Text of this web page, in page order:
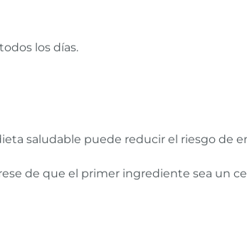
los días.
saludable puede reducir el riesgo de
de que el primer ingrediente sea un